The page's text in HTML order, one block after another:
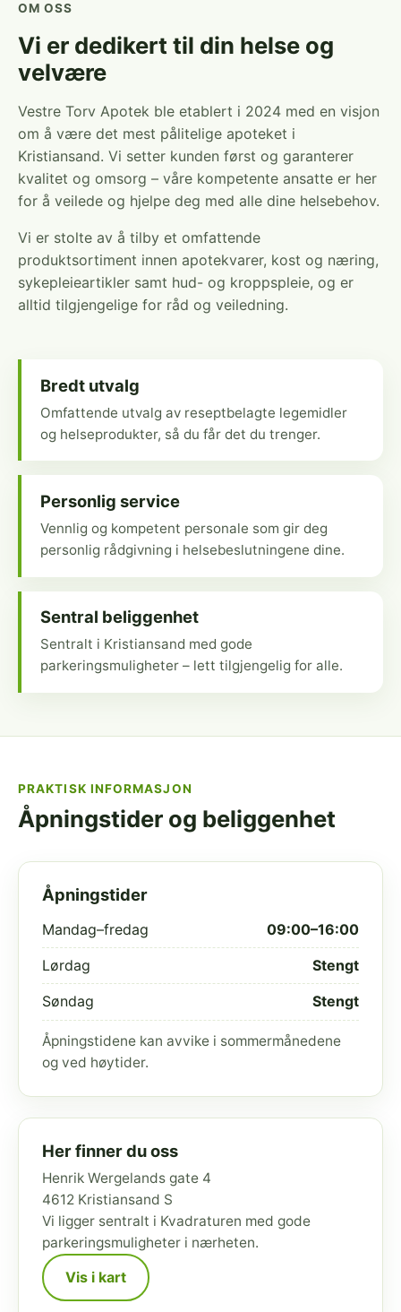
OM OSS
Vi er dedikert til din helse og
velvære
Vestre Torv Apotek ble etablert i 2024 med en visjon
om å være det mest pålitelige apoteket i
Kristiansand. Vi setter kunden først og garanterer
kvalitet og omsorg – våre kompetente ansatte er her
for å veilede og hjelpe deg med alle dine helsebehov.
Vi er stolte av å tilby et omfattende
produktsortiment innen apotekvarer, kost og næring,
sykepleieartikler samt hud- og kroppspleie, og er
alltid tilgjengelige for råd og veiledning.
Bredt utvalg
Omfattende utvalg av reseptbelagte legemidler
og helseprodukter, så du får det du trenger.
Personlig service
Vennlig og kompetent personale som gir deg
personlig rådgivning i helsebeslutningene dine.
Sentral beliggenhet
Sentralt i Kristiansand med gode
parkeringsmuligheter – lett tilgjengelig for alle.
PRAKTISK INFORMASJON
Åpningstider og beliggenhet
Åpningstider
Mandag–fredag 09:00–16:00
Lørdag Stengt
Søndag Stengt
Åpningstidene kan avvike i sommermånedene
og ved høytider.
Her finner du oss
Henrik Wergelands gate 4
4612 Kristiansand S
Vi ligger sentralt i Kvadraturen med gode
parkeringsmuligheter i nærheten.
Vis i kart